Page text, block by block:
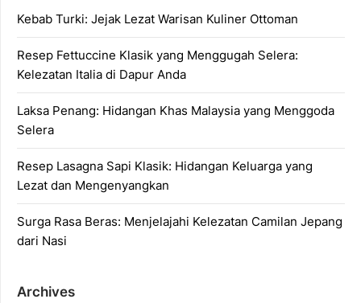
Kebab Turki: Jejak Lezat Warisan Kuliner Ottoman
Resep Fettuccine Klasik yang Menggugah Selera:
Kelezatan Italia di Dapur Anda
Laksa Penang: Hidangan Khas Malaysia yang Menggoda
Selera
Resep Lasagna Sapi Klasik: Hidangan Keluarga yang
Lezat dan Mengenyangkan
Surga Rasa Beras: Menjelajahi Kelezatan Camilan Jepang
dari Nasi
Archives